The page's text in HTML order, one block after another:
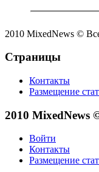
2010 MixedNews ©
Страницы
Контакты
Размещение
2010 MixedNews
Войти
Контакты
Размещение